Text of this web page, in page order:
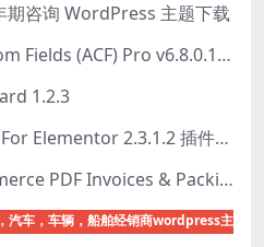
期咨询 WordPress 主题下载
亲测Advanced Custom Fields (ACF) Pro v6.8.0.1 + Advanced Custom Fields: Extended PRO v0.9.2.3 | 网站开发自定义字段插件下载
1.2.3
亲测Jet Theme Core For Elementor 2.3.1.2 插件下载
亲测+稀缺WooCommerce PDF Invoices & Packing Slips Professional v2.20.0 + Templates v2.25.1 [by WpOverNight] WooCommerce PDF 发票和装箱单插件下载
汽车，车辆，船舶经销商wordpress主题下